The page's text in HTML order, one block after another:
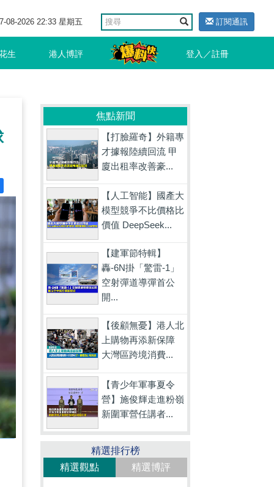
08-2026 22:33 星期五 訂閱通訊
生 港人博評 登入／註冊
焦點新聞
【打臉羅奇】外籍專
才據報陸續回流 甲
廈出租率改善豪...
【人工智能】國產大
模型競爭不比價格比
價值 DeepSeek...
【建軍節特輯】
轟-6N掛「驚雷-1」
空射彈道導彈首公
開...
【後顧無憂】港人北
上購物再添新保障
大灣區跨境消費...
【青少年軍事夏令
營】施俊輝走進粉嶺
新圍軍營任講者...
精選排行榜
精選觀點
精選博評